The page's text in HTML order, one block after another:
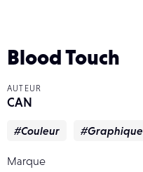
Blood Touch
AUTEUR
CAN
#Couleur #Graphique
Marque